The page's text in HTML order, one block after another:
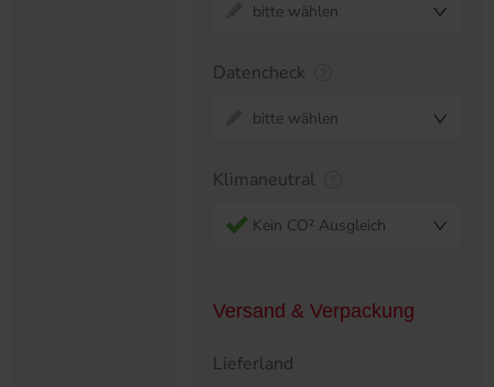
bitte wählen
Datencheck
bitte wählen
Klimaneutral
Kein CO² Ausgleich
Versand & Verpackung
Lieferland